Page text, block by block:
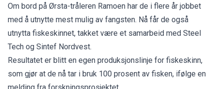
Om bord på Ørsta-tråleren Ramoen har de i flere år jobbet
med å utnytte mest mulig av fangsten. Nå får de også
utnytta fiskeskinnet, takket være et samarbeid med Steel
Tech og Sintef Nordvest.
Resultatet er blitt en egen produksjonslinje for fiskeskinn,
som gjør at de nå tar i bruk 100 prosent av fisken, ifølge en